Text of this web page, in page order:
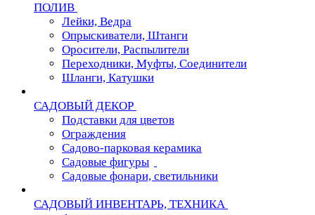
ПОЛИВ
Лейки, Ведра
Опрыскиватели, Штанги
Оросители, Распылители
Переходники, Муфты, Соединители
Шланги, Катушки
САДОВЫЙ ДЕКОР
Подставки для цветов
Ограждения
Садово-парковая керамика
Садовые фигуры
Садовые фонари, светильники
САДОВЫЙ ИНВЕНТАРЬ, ТЕХНИКА